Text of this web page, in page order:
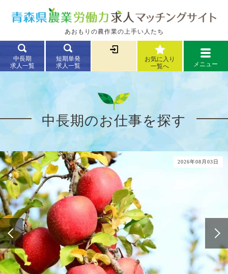
あおもりの農作業の上手い人たち
中長期
求人一覧
短期単発
求人一覧
お気に入り
一覧へ
メニュー
中長期のお仕事を探す
2026年08月03日